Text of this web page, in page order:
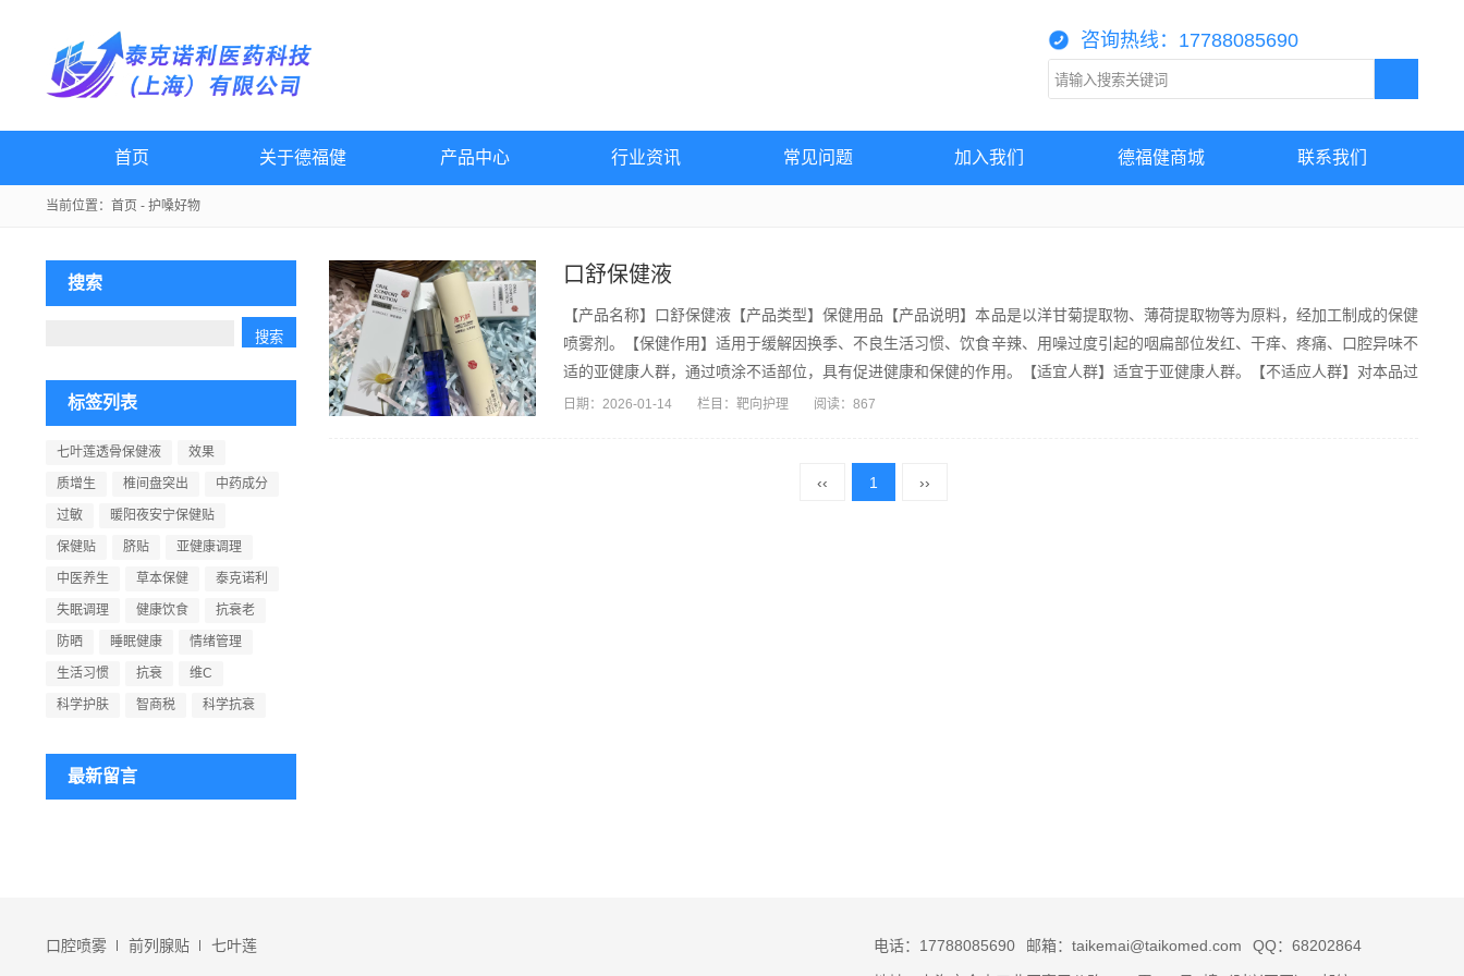
咨询热线：17788085690
首页 关于德福健 产品中心 行业资讯 常见问题 加入我们 德福健商城 联系我们
当前位置： 首页 - 护嗓好物
搜索
标签列表
七叶莲透骨保健液 效果
质增生 椎间盘突出 中药成分
过敏 暖阳夜安宁保健贴
保健贴 脐贴 亚健康调理
中医养生 草本保健 泰克诺利
失眠调理 健康饮食 抗衰老
防晒 睡眠健康 情绪管理
生活习惯 抗衰 维C
科学护肤 智商税 科学抗衰
最新留言
口舒保健液
【产品名称】口舒保健液【产品类型】保健用品【产品说明】本品是以洋甘菊提取物、薄荷提取物等为原料，经加工制成的保健
喷雾剂。【保健作用】适用于缓解因换季、不良生活习惯、饮食辛辣、用噪过度引起的咽扁部位发红、干痒、疼痛、口腔异味不
适的亚健康人群，通过喷涂不适部位，具有促进健康和保健的作用。【适宜人群】适宜于亚健康人群。【不适应人群】对本品过
敏者...
日期： 2026-01-14 栏目： 靶向护理 阅读：867
‹‹ 1 ››
电话：17788085690 邮箱：taikemai@taikomed.com QQ：68202864
口腔喷雾 前列腺贴 七叶莲